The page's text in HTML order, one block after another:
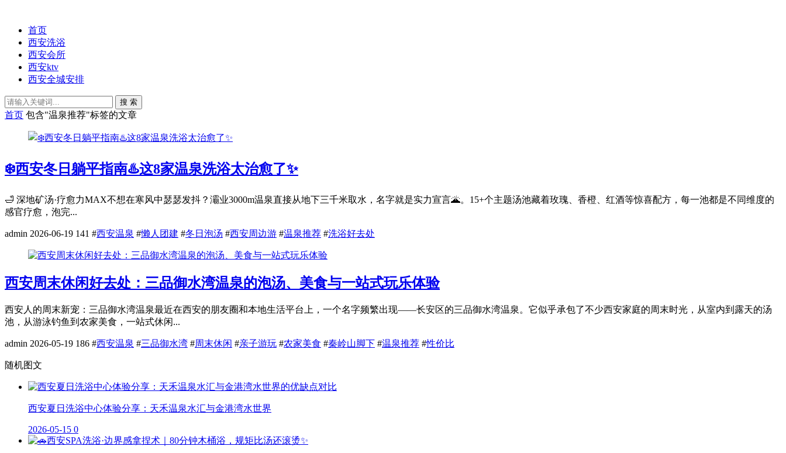
首页
西安洗浴
西安会所
西安ktv
西安全城安排
搜 索
首页 包含"温泉推荐"标签的文章
❄️西安冬日躺平指南♨️这8家温泉洗浴太治愈了✨
🛁 深地矿汤·疗愈力MAX不想在寒风中瑟瑟发抖？灞业3000m温泉直接从地下三千米取水，名字就是实力宣言🌋。15+个主题汤池藏着玫瑰、香橙、红酒等惊喜配方，每一池都是不同维度的
感官疗愈，泡完...
admin 2026-06-19 141 #西安温泉 #懒人团建 #冬日泡汤 #西安周边游 #温泉推荐 #洗浴好去处
西安周末休闲好去处：三品御水湾温泉的泡汤、美食与一站式玩乐体验
西安人的周末新宠：三品御水湾温泉最近在西安的朋友圈和本地生活平台上，一个名字频繁出现——长安区的三品御水湾温泉。它似乎承包了不少西安家庭的周末时光，从室内到露天的汤
池，从游泳钓鱼到农家美食，一站式休闲...
admin 2026-05-19 186 #西安温泉 #三品御水湾 #周末休闲 #亲子游玩 #农家美食 #秦岭山脚下 #温泉推荐 #性价比
随机图文
西安夏日洗浴中心体验分享：天禾温泉水汇与金港湾水世界
2026-05-15 0